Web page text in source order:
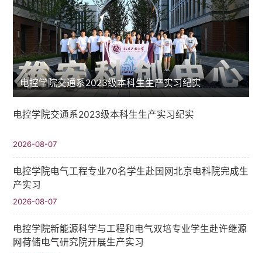
电控学院交通系2023级本科生生产实习纪实
电控学院交通系2023级本科生生产实习纪实
2026-08-07
电控学院电气工程专业70名学生赴国网北京电科院完成生
产实习
2026-08-07
电控学院新能源科学与工程和电气双培专业学生赴许继源
网荷储电气研究院开展生产实习